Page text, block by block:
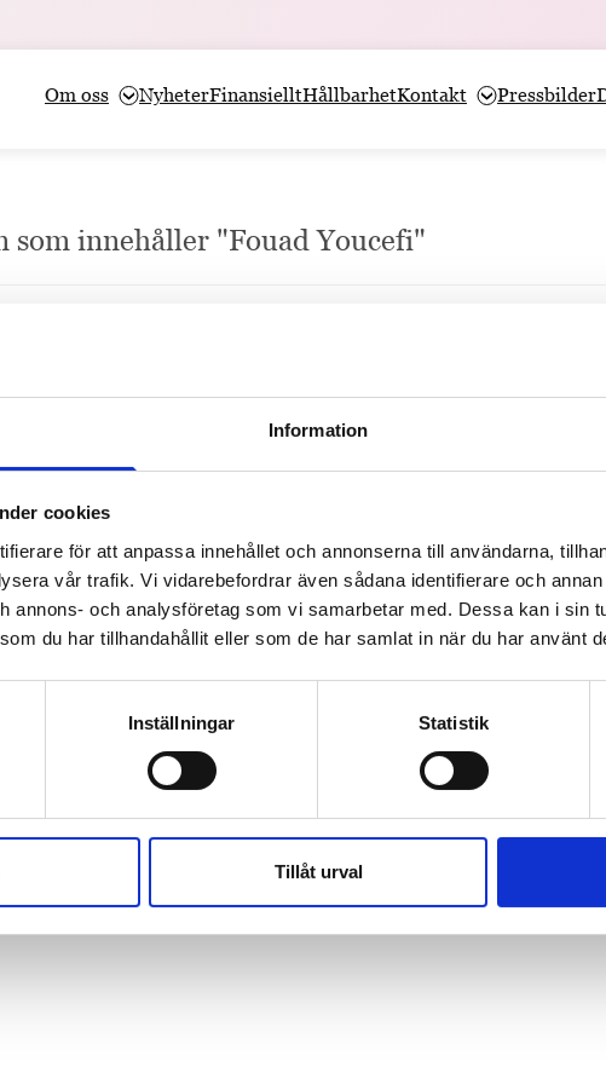
Information
cookies
för att anpassa innehållet och annonserna till användarna,
vår trafik. Vi vidarebefordrar även sådana identifierare och
annons- och analysföretag som vi samarbetar med. Dessa kan i sin
du har tillhandahållit eller som de har samlat in när du har använt
Inställningar Statistik
Tillåt urval
Om oss NyheterFinansielltHållbarhetKontakt Pressbilder
som innehåller "Fouad Youcefi"
Stora Journalistpriset 2025
var på plats i Bonniers Konsthall i Stockholm den 20 november när Stora